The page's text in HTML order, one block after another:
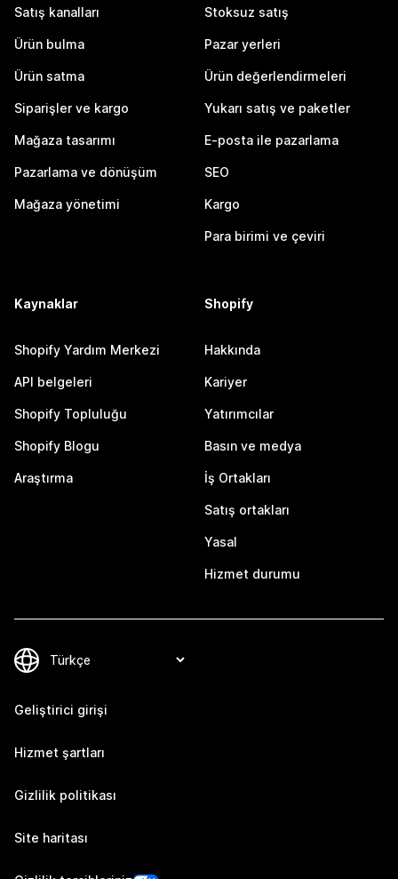
Satış kanalları
Ürün bulma
Ürün satma
Siparişler ve kargo
Mağaza tasarımı
Pazarlama ve dönüşüm
Mağaza yönetimi
Stoksuz satış
Pazar yerleri
Ürün değerlendirmeleri
Yukarı satış ve paketler
E-posta ile pazarlama
SEO
Kargo
Para birimi ve çeviri
Kaynaklar
Shopify Yardım Merkezi
API belgeleri
Shopify Topluluğu
Shopify Blogu
Araştırma
Shopify
Hakkında
Kariyer
Yatırımcılar
Basın ve medya
İş Ortakları
Satış ortakları
Yasal
Hizmet durumu
Geliştirici girişi
Hizmet şartları
Gizlilik politikası
Site haritası